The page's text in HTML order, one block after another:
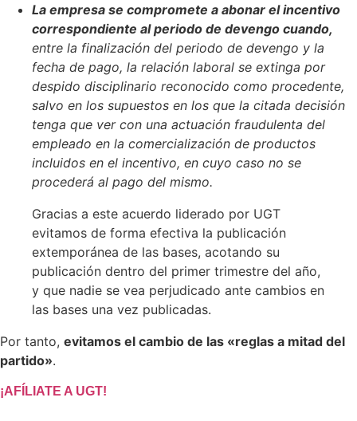
La empresa se compromete a abonar el incentivo
correspondiente al periodo de devengo cuando,
entre la finalización del periodo de devengo y la
fecha de pago, la relación laboral se extinga por
despido disciplinario reconocido como procedente,
salvo en los supuestos en los que la citada decisión
tenga que ver con una actuación fraudulenta del
empleado en la comercialización de productos
incluidos en el incentivo, en cuyo caso no se
procederá al pago del mismo.
Gracias a este acuerdo liderado por UGT
evitamos de forma efectiva la publicación
extemporánea de las bases, acotando su
publicación dentro del primer trimestre del año,
y que nadie se vea perjudicado ante cambios en
las bases una vez publicadas.
Por tanto, evitamos el cambio de las «reglas a mitad del
partido».
¡AFÍLIATE A UGT!